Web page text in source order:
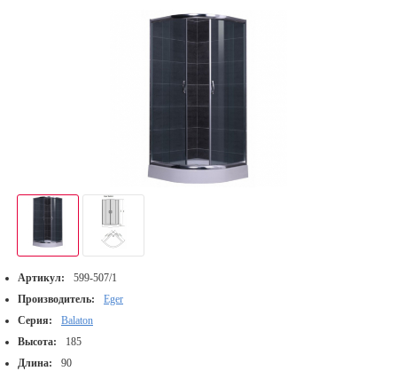
Артикул:
599-507/1
Производитель:
Eger
Серия:
Balaton
Высота:
185
Длина:
90